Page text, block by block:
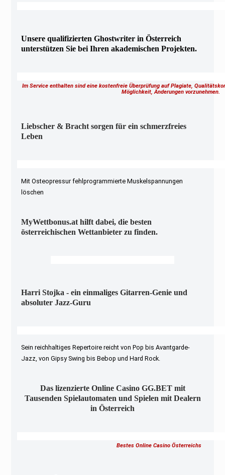
Unsere qualifizierten Ghostwriter in Österreich
unterstützen Sie bei Ihren akademischen Projekten.
Im Service enthalten sind eine kostenfreie Überprüfung auf Plagiate,
Möglichkeit, Änderungen vorzunehmen.
Liebscher & Bracht sorgen für ein schmerzfreies
Leben
Mit Osteopressur fehlprogrammierte Muskelspannungen
löschen
MyWettbonus.at hilft dabei, die besten
österreichischen Wettanbieter zu finden.
Harri Stojka - ein einmaliges Gitarren-Genie und
absoluter Jazz-Guru
Sein reichhaltiges Repertoire reicht von Pop bis Avantgarde-
Jazz, von Gipsy Swing bis Bebop und Hard Rock.
Das lizenzierte Online Casino GG.BET mit
Tausenden Spielautomaten und Spielen mit Dealern
in Österreich
Bestes Online Casino Österreichs